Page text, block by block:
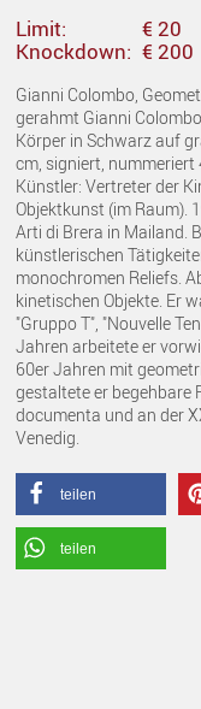
Limit:
€ 20
Knockdown: € 200
Gianni Colombo,
gerahmt Gianni
Körper in Schwarz auf
cm, signiert,
Künstler: Vertreter der
Objektkunst (im Raum).
Arti di Brera in Mailand.
künstlerischen
monochromen Reliefs.
kinetischen Objekte. Er
"Gruppo T", "Nouvelle
Jahren arbeitete er
60er Jahren mit
gestaltete er begehbare
documenta und an der
Venedig.
teilen
teilen